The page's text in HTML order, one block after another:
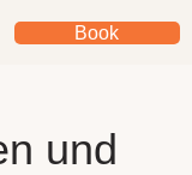
Book
und